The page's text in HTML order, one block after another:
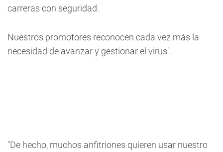
carreras con seguridad.
Nuestros promotores reconocen cada vez más la
necesidad de avanzar y gestionar el virus".
"De hecho, muchos anfitriones quieren usar nuestro